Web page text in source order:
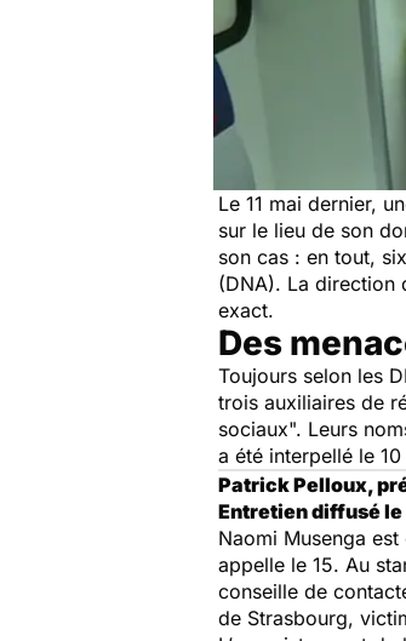
Le 11 mai dernier,
sur le lieu de son
son cas : en tout,
(DNA). La direction
exact.
Des
Toujours selon les
trois auxiliaires de
sociaux". Leurs
a été interpellé le
Patrick Pelloux,
Entretien diffusé le
Naomi Musenga
appelle le 15. Au
conseille de
de Strasbourg,